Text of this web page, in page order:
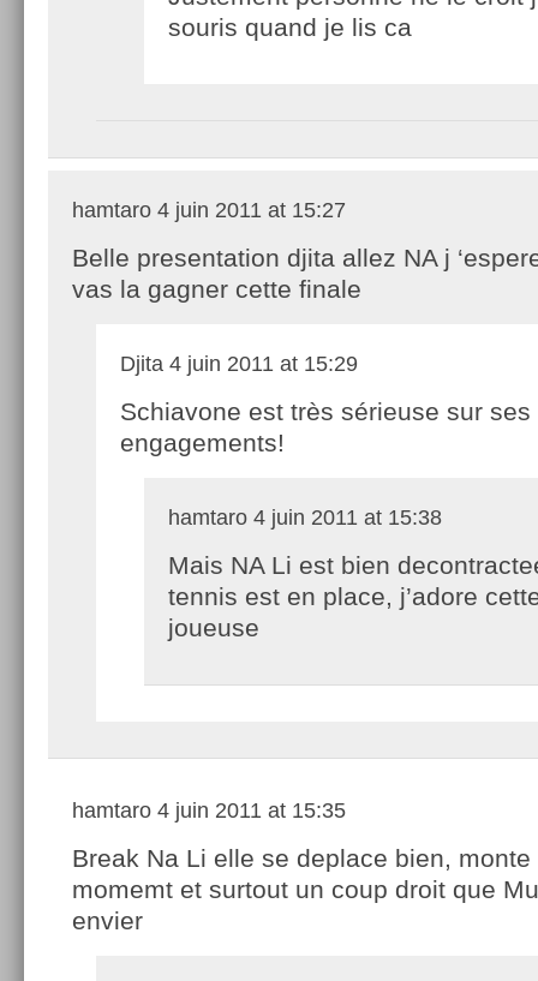
souris quand je lis ca
hamtaro 4 juin 2011 at 15:27
Belle presentation djita allez NA j
vas la gagner cette finale
Djita 4 juin 2011 at 15:29
Schiavone est très sérieuse sur ses
engagements!
hamtaro 4 juin 2011 at 15:38
Mais NA Li est bien
tennis est en place, j’adore
joueuse
hamtaro 4 juin 2011 at 15:35
Break Na Li elle se deplace bien, monte
momemt et surtout un coup droit que
envier